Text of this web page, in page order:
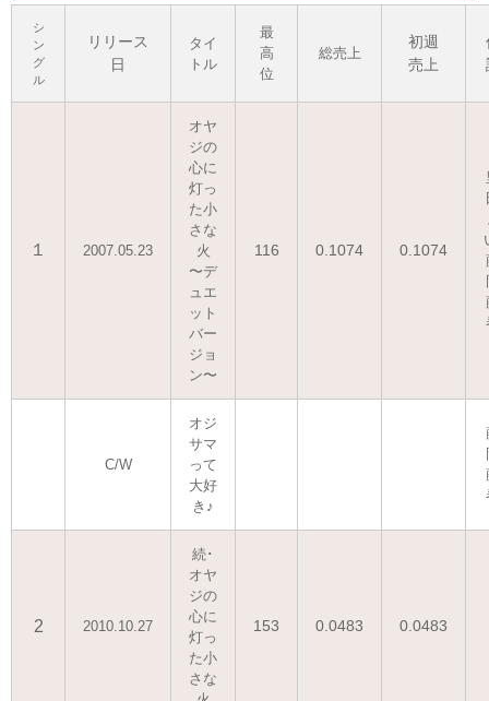
シ
ン
グ
ル
リリース
日
タイ
トル
最
高
位
総売上
初週
売上
１ 2007.05.23
オヤ
ジの
心に
灯っ
た小
さな
火
〜デ
ュエ
ット
バー
ジョ
ン〜
116 0.1074 0.1074
C/W
オジ
サマ
って
大好
き♪
2 2010.10.27
続･
オヤ
ジの
心に
灯っ
た小
さな
153 0.0483 0.0483